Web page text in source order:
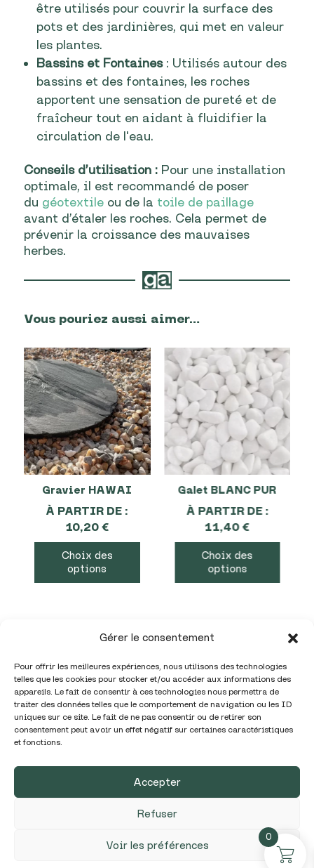
Gérer le consentement
Pour offrir les meilleures expériences, nous utilisons des technologies
telles que les cookies pour stocker et/ou accéder aux informations des
appareils. Le fait de consentir à ces technologies nous permettra de
traiter des données telles que le comportement de navigation ou les ID
uniques sur ce site. Le fait de ne pas consentir ou de retirer son
consentement peut avoir un effet négatif sur certaines caractéristiques
et fonctions.
Accepter
Refuser
Voir les préférences
être utilisés pour couvrir la surface des
pots et des jardinières, qui met en valeur
les plantes.
Bassins et Fontaines: Utilisés autour des
bassins et des fontaines, les roches
apportent une sensation de pureté et de
fraîcheur tout en aidant à fluidifier la
circulation de l'eau.
Conseils d’utilisation :Pour une installation
optimale, il est recommandé de poser
du géotextileou de la toile de paillage
avant d’étaler les roches. Cela permet de
prévenir la croissance des mauvaises
herbes.
Vous pouriez aussi aimer…
Gravier HAWAI
À PARTIR DE :
10,20 €
Choix des
options
Galet BLANC PUR
À PARTIR DE :
11,40€
Choix des
options
Téléphone : 05 86 98 01 32
Politique de confidentialité /
/ CGV– © Garadise.fr 2024
0